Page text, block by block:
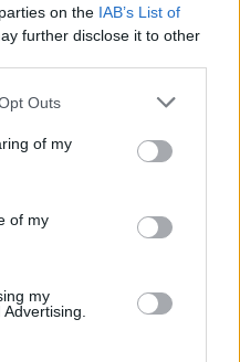
on the IAB’s List of
further disclose it to other
Outs
of my
of my
my
vzkaz
online
: 12.06.2021 22:24
: 0.07 hod.
0